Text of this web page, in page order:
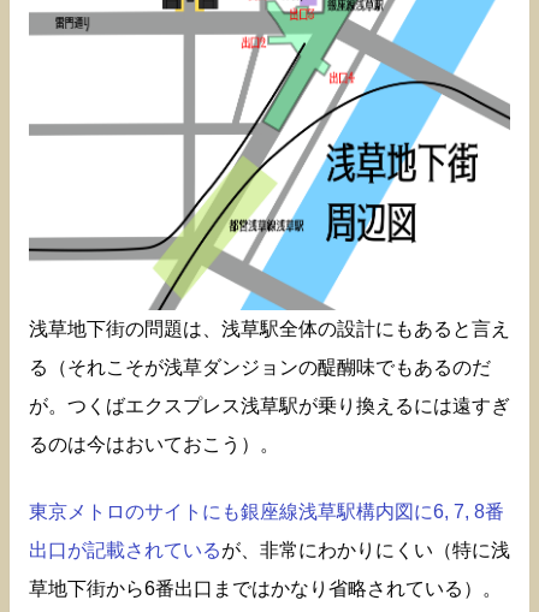
浅草地下街の問題は、浅草駅全体の設計にもあると言え
る（それこそが浅草ダンジョンの醍醐味でもあるのだ
が。つくばエクスプレス浅草駅が乗り換えるには遠すぎ
るのは今はおいておこう）。
東京メトロのサイトにも銀座線浅草駅構内図に6, 7, 8番
出口が記載されているが、非常にわかりにくい（特に浅
草地下街から6番出口まではかなり省略されている）。